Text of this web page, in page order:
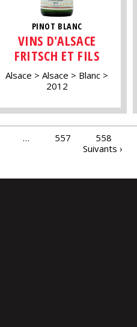
PINOT BLANC
VINS D'ALSACE
FRITSCH ET FILS
Alsace Alsace
Blanc
2012
… 557 558
Suivants ›